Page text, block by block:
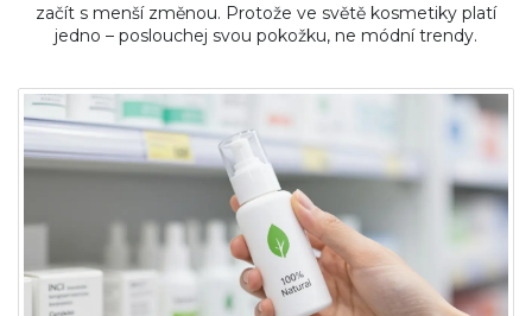
začít s menší změnou. Protože ve světě kosmetiky platí
jedno – poslouchej svou pokožku, ne módní trendy.